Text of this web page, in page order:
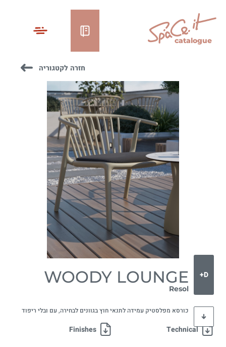
catalogue
חזרה לקטגוריה
D+
WOODY LOUNGE
Resol
כורסא מפלסטיק עמידה לתנאי חוץ בגוונים לבחירה, עם ובלי ריפוד
Technical
Finishes